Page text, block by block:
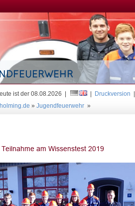
ist der 08.08.2026 | Druckversion
» Jugendfeuerwehr »